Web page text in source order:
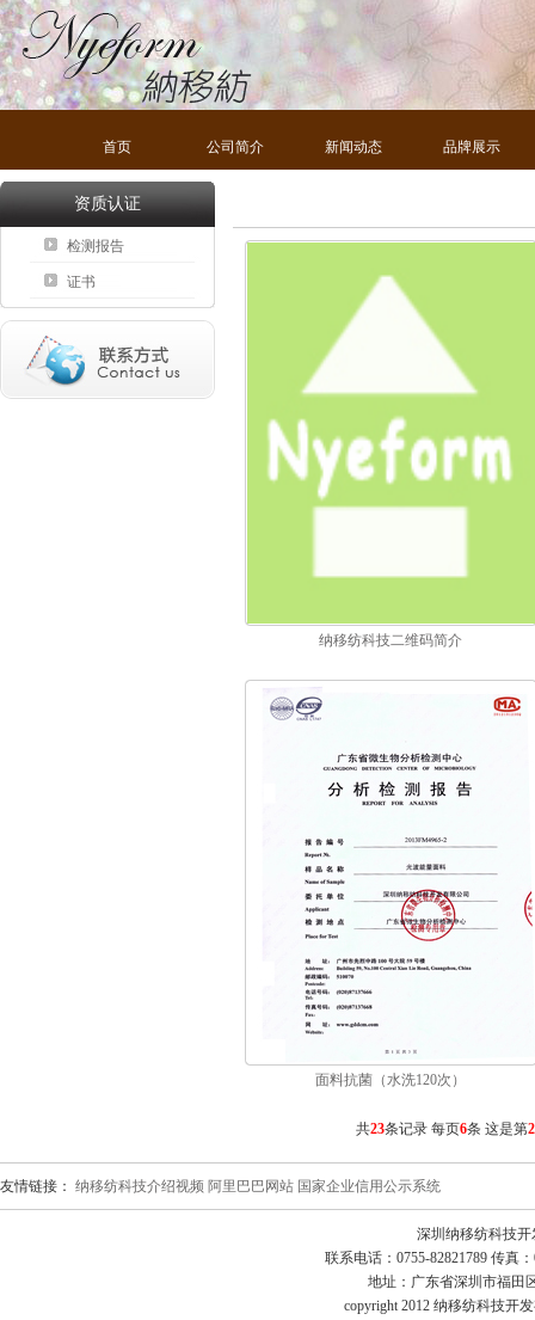
首页 公司简介 新闻动态 品牌展示
资质认证
检测报告
证书
纳移纺科技二维码简介
面料抗菌（水洗120次）
共23条记录 每页6条 这是第2
友情链接： 纳移纺科技介绍视频 阿里巴巴网站 国家企业信用公示系统
深圳纳移纺科技
联系电话：0755-82821789 传真：
地址：广东省深圳市福田
copyright 2012 纳移纺科技开